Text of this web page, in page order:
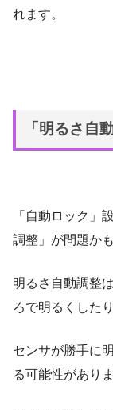
れます。
「明るさ自
「自動ロック」
調整」が問題か
明るさ自動調整
ろで明るくした
センサが勝手に
る可能性がありま